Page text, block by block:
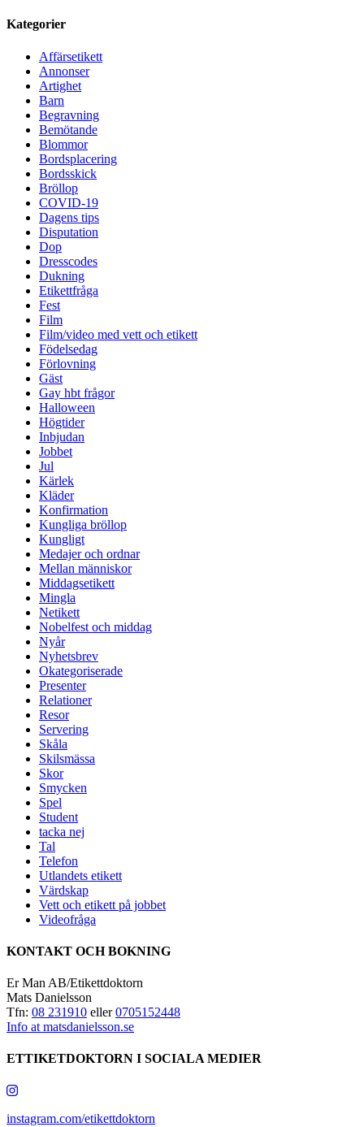
Kategorier
Affärsetikett
Annonser
Artighet
Barn
Begravning
Bemötande
Blommor
Bordsplacering
Bordsskick
Bröllop
COVID-19
Dagens tips
Disputation
Dop
Dresscodes
Dukning
Etikettfråga
Fest
Film
Film/video med vett och etikett
Födelsedag
Förlovning
Gäst
Gay hbt frågor
Halloween
Högtider
Inbjudan
Jobbet
Jul
Kärlek
Kläder
Konfirmation
Kungliga bröllop
Kungligt
Medajer och ordnar
Mellan människor
Middagsetikett
Mingla
Netikett
Nobelfest och middag
Nyår
Nyhetsbrev
Okategoriserade
Presenter
Relationer
Resor
Servering
Skåla
Skilsmässa
Skor
Smycken
Spel
Student
tacka nej
Tal
Telefon
Utlandets etikett
Värdskap
Vett och etikett på jobbet
Videofråga
KONTAKT OCH BOKNING
Er Man AB/Etikettdoktorn
Mats Danielsson
Tfn: 08 231910 eller0705152448
Info at matsdanielsson.se
ETTIKETDOKTORN I SOCIALA MEDIER
instagram.com/etikettdoktorn